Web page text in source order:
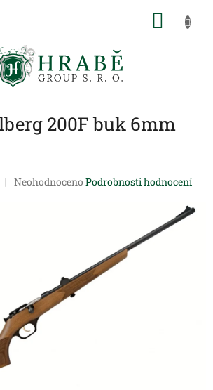
200F buk 6mm
Průměrné
Neohodnoceno Podrobnosti hodnocení